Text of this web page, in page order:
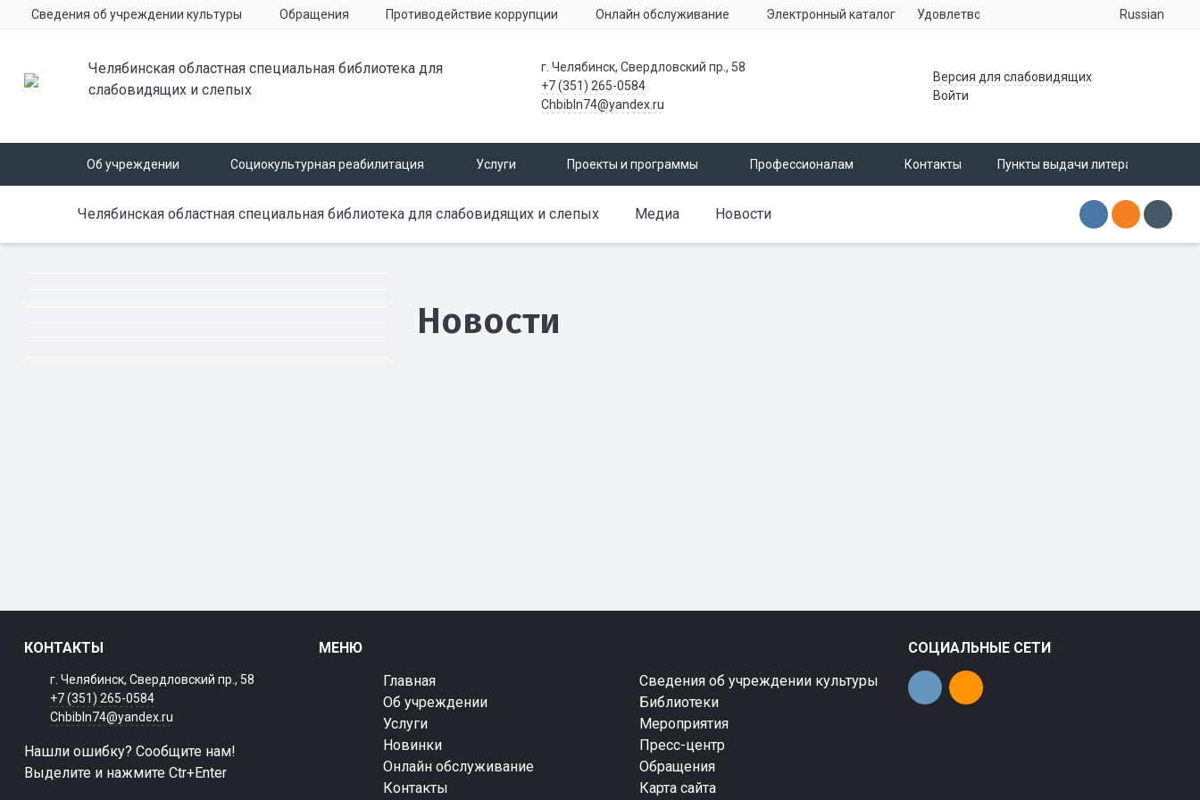
Сведения об учреждении культуры Обращения Противодействие коррупции Онлайн обслуживание Электронный каталог Удовлетворенность населения услугами
Russian
Челябинская областная специальная библиотека для
слабовидящих и слепых
г. Челябинск, Свердловский пр., 58
+7 (351) 265-0584
Chbibln74@yandex.ru
Версия для слабовидящих
Войти
Об учреждении Социокультурная реабилитация Услуги Проекты и программы Профессионалам Контакты Пункты выдачи литературы
Челябинская областная специальная библиотека для слабовидящих и слепых Медиа Новости
Новости
КОНТАКТЫ
г. Челябинск, Свердловский пр., 58
+7 (351) 265-0584
Chbibln74@yandex.ru
Нашли ошибку? Сообщите нам!
Выделите и нажмите Ctr+Enter
МЕНЮ
Главная
Сведения об учреждении культуры
Об учреждении
Библиотеки
Услуги
Мероприятия
Новинки
Пресс-центр
Онлайн обслуживание
Обращения
Контакты
Карта сайта
СОЦИАЛЬНЫЕ СЕТИ